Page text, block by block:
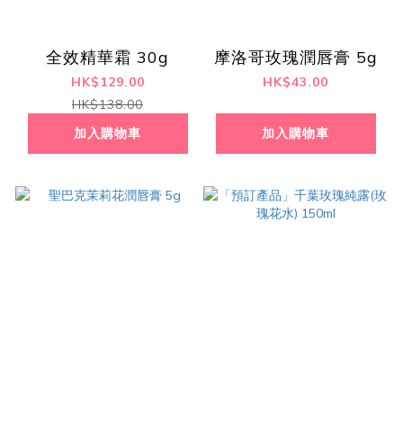
全效精華霜 30g
HK$129.00
HK$138.00
加入購物車
摩洛哥玫瑰潤唇膏 5g
HK$43.00
加入購物車